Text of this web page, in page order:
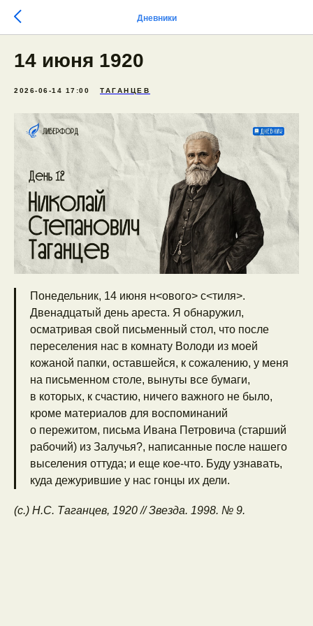
Дневники
14 июня 1920
2026-06-14 17:00 ТАГАНЦЕВ
Понедельник, 14 июня н<ового> с<тиля>.
Двенадцатый день ареста. Я обнаружил,
осматривая свой письменный стол, что после
переселения нас в комнату Володи из моей
кожаной папки, оставшейся, к сожалению, у меня
на письменном столе, вынуты все бумаги,
в которых, к счастию, ничего важного не было,
кроме материалов для воспоминаний
о пережитом, письма Ивана Петровича (старший
рабочий) из Залучья?, написанные после нашего
выселения оттуда; и еще кое-что. Буду узнавать,
куда дежурившие у нас гонцы их дели.
(с.) Н.С. Таганцев, 1920 // Звезда. 1998. № 9.